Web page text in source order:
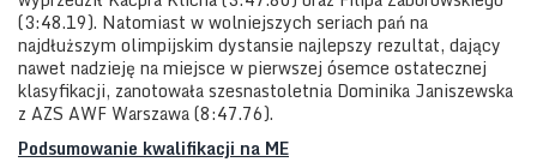
(3:48.19). Natomiast w wolniejszych seriach pań na
najdłuższym olimpijskim dystansie najlepszy rezultat, dający
nawet nadzieję na miejsce w pierwszej ósemce ostatecznej
klasyfikacji, zanotowała szesnastoletnia Dominika Janiszewska
z AZS AWF Warszawa (8:47.76).
Podsumowanie kwalifikacji na ME